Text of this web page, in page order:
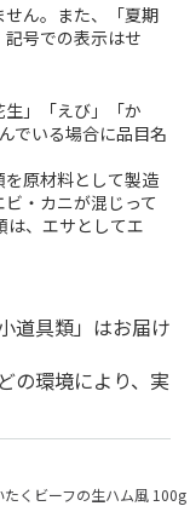
ん。また、「夏期
号での表示はせ
」「えび」「か
でいる場合に品目名
原材料として製造
・カニが混じって
は、エサとしてエ
道具類」はお届け
の環境により、実
くビーフの生ハム風 100g